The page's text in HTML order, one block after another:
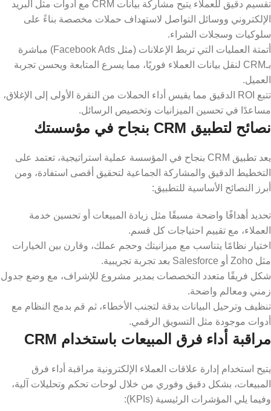
تقسيم دقيق للعملاء يتيح مشاركة بيانات CRM مع أدوات مثل البريد
الإلكتروني ووسائل التواصل لاستهداف حملات مخصصة بناءً على
سلوكيات وسجلات الشراء.
أتمتة العمليات التي تربط الإعلانات (مثل Facebook Ads) مباشرة
بـCRM لنقل بيانات العملاء فوريًا، مما يسرع المتابعة ويحسن تجربة
العميل.
تتبع ROI الدقيق مما يقيس أداء الحملات من النقرة الأولى إلى الإغلاق،
مساعدًا في تحسين الميزانيات وتخصيص الرسائل.
نصائح لتطبيق CRM بنجاح في مؤسستك
يعد تطبيق CRM بنجاح في المؤسسة عملية استراتيجية، تعتمد على
التخطيط الدقيق والمشاركة الجماعية لتحقيق أقصى استفادة، ومن
أبرز النصائح الأساسية للتطبيق:
تحديد أهدافًا واضحة مسبقًا مثل زيادة المبيعات أو تحسين خدمة
العملاء، مع تقييم احتياجات كل قسم.
اختيار نظامًا يتناسب مع ميزانيتك وحجم عملك، وقارن بين الخيارات
مثل Zoho أو Salesforce بعد تجربة تجريبية.
شكل فريقًا متعدد التخصصات بمدير مشروع للإشراف، مع وضع جدول
زمني ومعالم واضحة.
تنظيف وترحيل البيانات بدقة لتجنب الأخطاء، ثم قم بدمج النظام مع
أدوات موجودة مثل التسويق الرقمي.
مراقبة أداء فرق المبيعات باستخدام CRM
يتيح استخدام إدارة علاقات العملاء الإلكترونية مراقبة أداء فرق
المبيعات، بشكل دقيق وفوري من خلال لوحات تحكم وتحليلات آلية،
وفيما يلي المؤشرات الرئيسية (KPIs):